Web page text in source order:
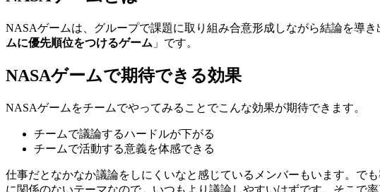
NASAゲームは、グループで課題に取り組み合意形成しながら結論を導
ムに優先順位をつけるゲーム 」です。
NASAゲームで期待できる効果
NASAゲームをチームでやってみることでこんな効果が期待できます。
チームで議論するハードルが下がる
チームで活動する意義を体感できる
仕事だとなかなか議論をしにくいなと感じているメンバーもいます。で